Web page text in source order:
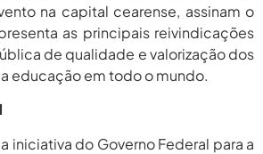
na capital cearense, assinam o
as principais reivindicações
de qualidade e valorização dos
educação em todo o mundo.
iniciativa do Governo Federal para a